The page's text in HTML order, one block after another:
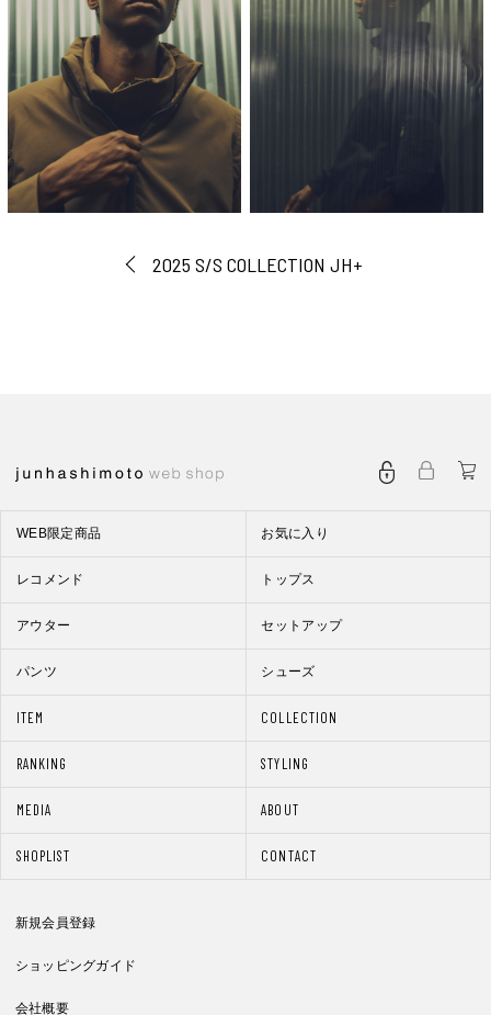
2025 S/S COLLECTION JH+
ITEM COLLECTION
RANKING STYLING
MEDIA ABOUT
SHOPLIST CONTACT
WEB限定商品 お気に入り
レコメンド トップス
アウター セットアップ
パンツ シューズ
新規会員登録
ショッピングガイド
会社概要